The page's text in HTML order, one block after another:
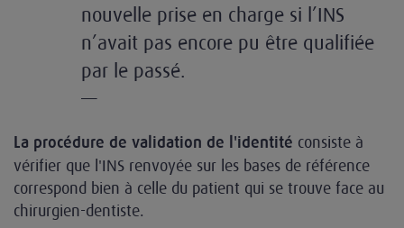
nouvelle prise en charge si l’INS
n’avait pas encore pu être qualifiée
par le passé.
—
La procédure de validation de l'identité consiste à
vérifier que l'INS renvoyée sur les bases de référence
correspond bien à celle du patient qui se trouve face au
chirurgien-dentiste.